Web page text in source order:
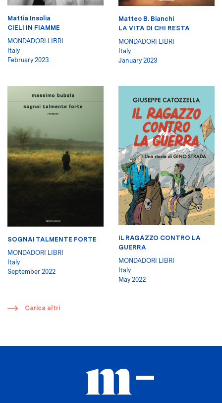
Mattia Insolia
CIELI IN FIAMME
MONDADORI LIBRI
Italy
February 2023
Matteo B. Bianchi
LA VITA DI CHI RESTA
MONDADORI LIBRI
Italy
January 2023
SOGNAI TALMENTE FORTE
MONDADORI LIBRI
Italy
September 2022
IL RAGAZZO CONTRO LA
GUERRA
MONDADORI LIBRI
Italy
May 2022
​ Carica altri